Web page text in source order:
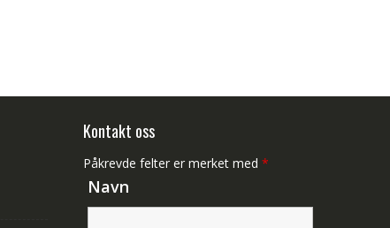
Kontakt oss
Påkrevde felter er merket med *
Navn